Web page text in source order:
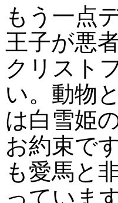
もう一点
王子が悪
クリスト
い。動物
は白雪姫
お約束で
も愛馬と
っていま